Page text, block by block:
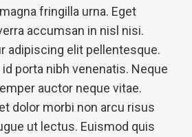
fringilla urna. Eget
accumsan in nisl nisi.
adipiscing elit pellentesque.
porta nibh venenatis. Neque
auctor neque vitae.
dolor morbi non arcu risus
ut lectus. Euismod quis